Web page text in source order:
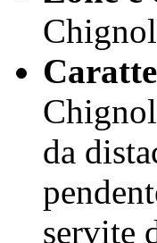
da
servite